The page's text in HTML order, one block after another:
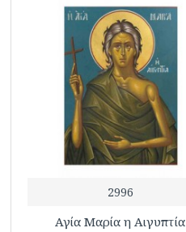
2996
Αγία Μαρία η Αιγυπτία